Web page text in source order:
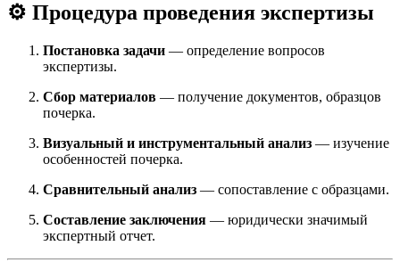
⚙️ Процедура проведения экспертизы
Постановка задачи — определение вопросов
экспертизы.
Сбор материалов — получение документов, образцов
почерка.
Визуальный и инструментальный анализ — изучение
особенностей почерка.
Сравнительный анализ — сопоставление с образцами.
Составление заключения — юридически значимый
экспертный отчет.